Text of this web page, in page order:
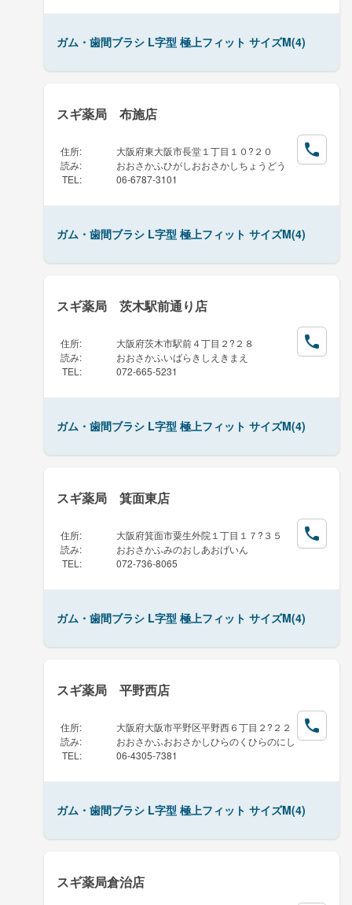
ガム・歯間ブラシ L字型 極上フィット サイズM(4)
スギ薬局 布施店
住所:
大阪府東大阪市長堂１丁目１０?２０
読み:
おおさかふひがしおおさかしちょうどう
TEL : 06-6787-3101
ガム・歯間ブラシ L字型 極上フィット サイズM(4)
スギ薬局 茨木駅前通り店
住所:
大阪府茨木市駅前４丁目２?２８
読み:
おおさかふいばらきしえきまえ
TEL : 072-665-5231
ガム・歯間ブラシ L字型 極上フィット サイズM(4)
スギ薬局 箕面東店
住所:
大阪府箕面市粟生外院１丁目１７?３５
読み:
おおさかふみのおしあおげいん
TEL : 072-736-8065
ガム・歯間ブラシ L字型 極上フィット サイズM(4)
スギ薬局 平野西店
住所:
大阪府大阪市平野区平野西６丁目２?２２
読み:
おおさかふおおさかしひらのくひらのにし
TEL : 06-4305-7381
ガム・歯間ブラシ L字型 極上フィット サイズM(4)
スギ薬局倉治店